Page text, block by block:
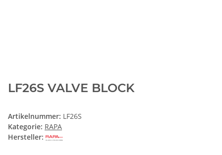
LF26S VALVE BLOCK
Artikelnummer: LF26S
Kategorie: RAPA
Hersteller: